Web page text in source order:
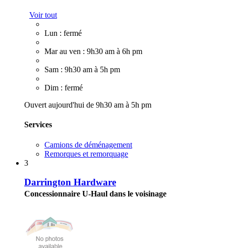
Voir tout
Lun : fermé
Mar au ven : 9h30 am à 6h pm
Sam : 9h30 am à 5h pm
Dim : fermé
Ouvert aujourd'hui de 9h30 am à 5h pm
Services
Camions de déménagement
Remorques et remorquage
3
Darrington Hardware
Concessionnaire U-Haul dans le voisinage